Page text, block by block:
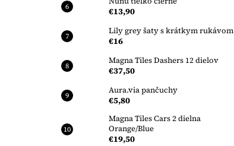
€13,90
Lily grey šaty s krátkym rukávom
€16
Magna Tiles Dashers 12 dielov
€37,50
Aura.via pančuchy
€5,80
Magna Tiles Cars 2 dielna
Orange/Blue
€19,50